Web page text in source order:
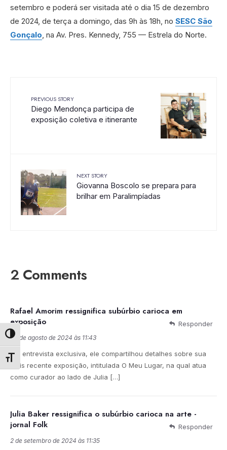
Alternar alto contraste
Alternar tamanho da fonte
setembro e poderá ser visitada até o dia 15 de dezembro
de 2024, de terça a domingo, das 9h às 18h, no SESC São
Gonçalo , na Av. Pres. Kennedy, 755 — Estrela do Norte.
PREVIOUS STORY
Diego Mendonça participa de
exposição coletiva e itinerante
NEXT STORY
Giovanna Boscolo se prepara para
brilhar em Paralimpíadas
2 Comments
Rafael Amorim ressignifica subúrbio carioca em
exposição
30 de agosto de 2024 às 11:43
[…] entrevista exclusiva, ele compartilhou detalhes sobre sua
mais recente exposição, intitulada O Meu Lugar, na qual atua
como curador ao lado de Julia […]
Responder
Julia Baker ressignifica o subúrbio carioca na arte -
jornal Folk
2 de setembro de 2024 às 11:35
Responder